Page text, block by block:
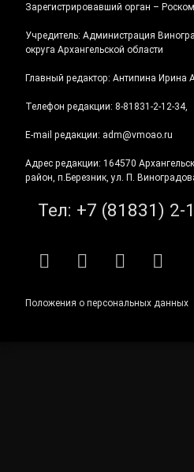
Зарегистрировавший орган –
Учредитель: Администрация
округа Архангельской области
Главный редактор: Антипина Ирина
Телефон редакции: 8-81831-2-12-34,
E-mail редакции: adm@vmoao.ru
Адрес редакции: 164570
район, п.Березник, ул. П.
Тел: +7 (81831) 2-
RSS E-mail
Положения о персональных данных